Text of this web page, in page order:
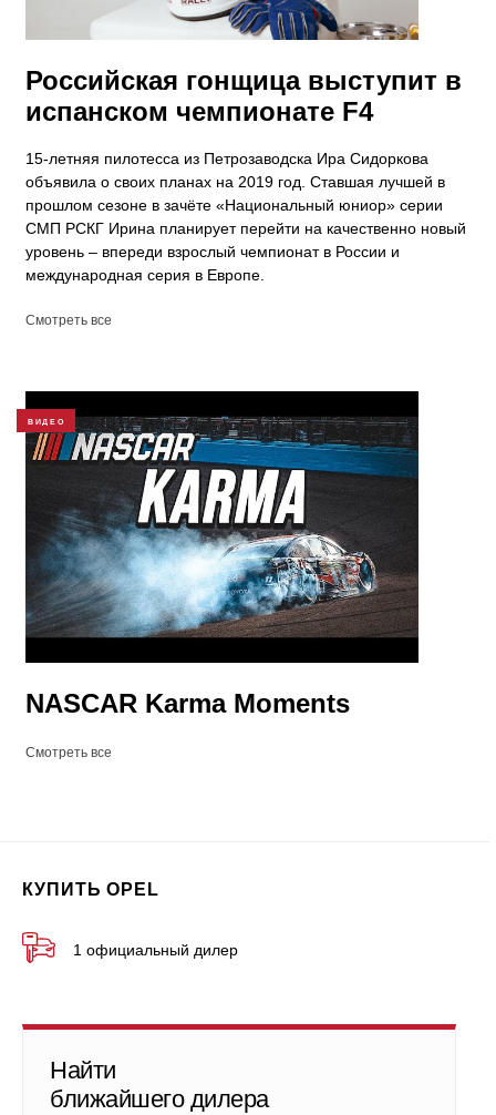
Российская гонщица выступит в
испанском чемпионате F4
15-летняя пилотесса из Петрозаводска Ира Сидоркова
объявила о своих планах на 2019 год. Ставшая лучшей в
прошлом сезоне в зачёте «Национальный юниор» серии
СМП РСКГ Ирина планирует перейти на качественно новый
уровень – впереди взрослый чемпионат в России и
международная серия в Европе.
Смотреть все
ВИДЕО
NASCAR Karma Moments
Смотреть все
КУПИТЬ OPEL
1 официальный дилер
Найти
ближайшего дилера